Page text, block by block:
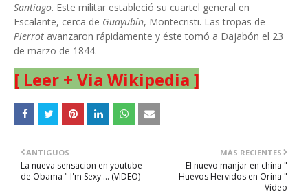
Santiago. Este militar estableció su cuartel general en
Escalante, cerca de Guayubín, Montecristi. Las tropas de
Pierrot avanzaron rápidamente y éste tomó a Dajabón el 23
de marzo de 1844.
[ Leer + Via Wikipedia ]
MÁS RECIENTES
El nuevo manjar en china "
Huevos Hervidos en Orina "
Video
ANTIGUOS
La nueva sensacion en youtube
de Obama " I'm Sexy ... (VIDEO)